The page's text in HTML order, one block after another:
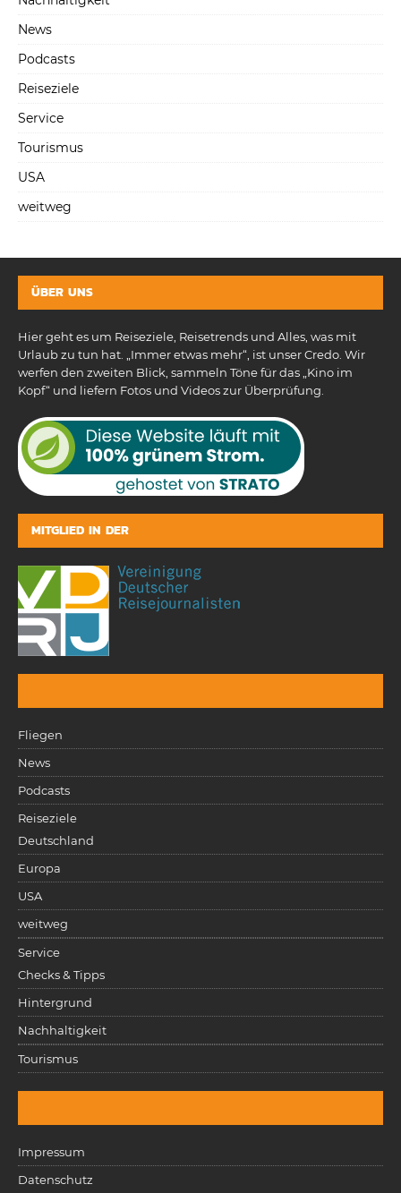
News
Podcasts
Reiseziele
Service
Tourismus
USA
weitweg
ÜBER UNS
Hier geht es um Reiseziele, Reisetrends und Alles, was mit
Urlaub zu tun hat. „Immer etwas mehr“, ist unser Credo. Wir
werfen den zweiten Blick, sammeln Töne für das „Kino im
Kopf“ und liefern Fotos und Videos zur Überprüfung.
MITGLIED IN DER
Fliegen
News
Podcasts
Reiseziele
Deutschland
Europa
USA
weitweg
Service
Checks & Tipps
Hintergrund
Nachhaltigkeit
Tourismus
Impressum
Datenschutz